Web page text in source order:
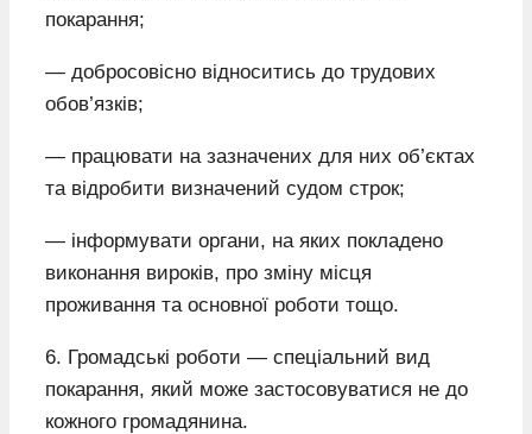
покарання;
— добросовісно відноситись до трудових
обов’язків;
— працювати на зазначених для них об’єктах
та відробити визначений судом строк;
— інформувати органи, на яких покладено
виконання вироків, про зміну місця
проживання та основної роботи тощо.
6. Громадські роботи — спеціальний вид
покарання, який може застосовуватися не до
кожного громадянина.